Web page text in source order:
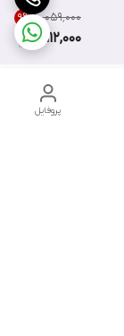
۱۰٬۰۵۹٬۰۰۰ 9%
9,112,000
پروفایل